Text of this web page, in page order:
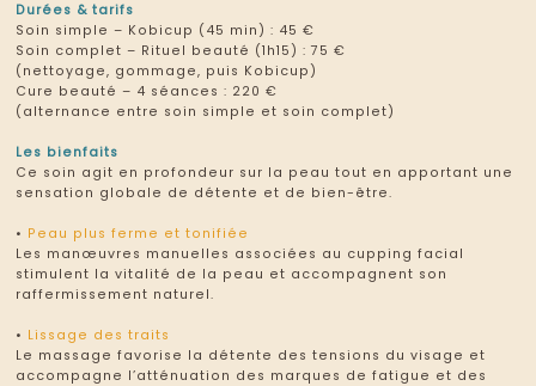
Durées & tarifs
Soin simple – Kobicup (45 min) : 45 €
Soin complet – Rituel beauté (1h15) : 75 €
(nettoyage, gommage, puis Kobicup)
Cure beauté – 4 séances : 220 €
(alternance entre soin simple et soin complet)
Les bienfaits
Ce soin agit en profondeur sur la peau tout en apportant une
sensation globale de détente et de bien-être.
• Peau plus ferme et tonifiée
Les manœuvres manuelles associées au cupping facial
stimulent la vitalité de la peau et accompagnent son
raffermissement naturel.
• Lissage des traits
Le massage favorise la détente des tensions du visage et
accompagne l’atténuation des marques de fatigue et des